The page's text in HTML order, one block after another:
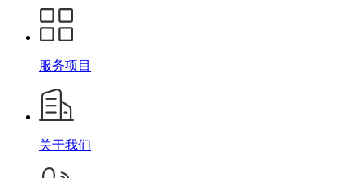
服务项目
关于我们